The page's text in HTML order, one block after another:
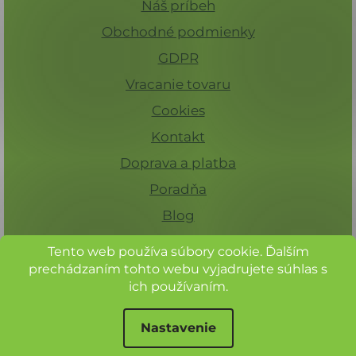
Tento web používa súbory cookie. Ďalším
prechádzaním tohto webu vyjadrujete súhlas s
ich používaním.
Nastavenie
u
Náš príbeh
Obchodné podmienky
GDPR
Vracanie tovaru
Cookies
Kontakt
Doprava a platba
Poradňa
Blog